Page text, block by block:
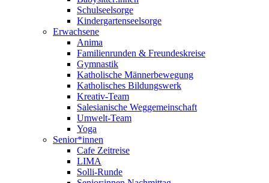
Schulseelsorge
Kindergartenseelsorge
Erwachsene
Anima
Familienrunden & Freundeskreise
Gymnastik
Katholische Männerbewegung
Katholisches Bildungswerk
Kreativ-Team
Salesianische Weggemeinschaft
Umwelt-Team
Yoga
Senior*innen
Cafe Zeitreise
LIMA
Solli-Runde